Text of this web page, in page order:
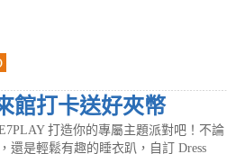
館打卡送好夾幣
打造你的專屬主題派對吧！不論
還是輕鬆有趣的睡衣趴，自訂 Dress